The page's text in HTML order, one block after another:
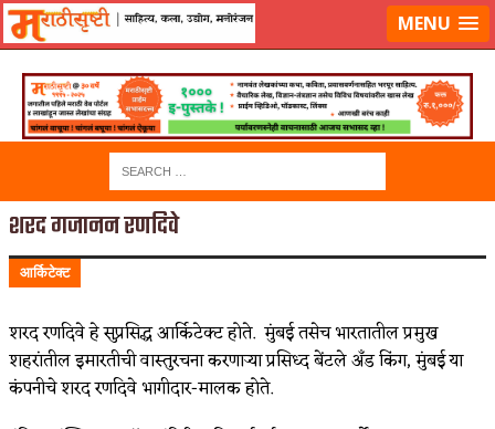
लॉग-इन करा|लेखक नोंदणी करा MENU
शरद गजानन रणदिवे
आर्किटेक्ट
शरद रणदिवे हे सुप्रसिद्ध आर्किटेक्ट होते. मुंबई तसेच भारतातील प्रमुख
शहरांतील इमारतीची वास्तुरचना करणाऱ्या प्रसिध्द बेंटले अँड किंग, मुंबई या
कंपनीचे शरद रणदिवे भागीदार-मालक होते.